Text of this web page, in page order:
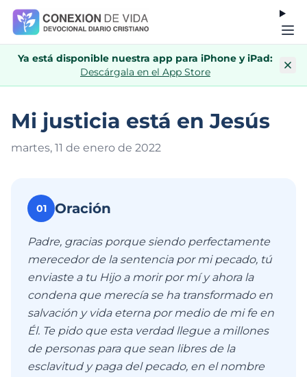
Ya está disponible nuestra app para iPhone y iPad:
Descárgala en el App Store
Mi justicia está en Jesús
martes, 11 de enero de 2022
01 Oración
Padre, gracias porque siendo perfectamente
merecedor de la sentencia por mi pecado, tú
enviaste a tu Hijo a morir por mí y ahora la
condena que merecía se ha transformado en
salvación y vida eterna por medio de mi fe en
Él. Te pido que esta verdad llegue a millones
de personas para que sean libres de la
esclavitud y paga del pecado, en el nombre